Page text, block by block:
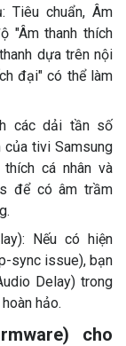
Tiêu chuẩn, Âm
"Âm thanh thích
dựa trên nội
đại" có thể làm
các dải tần số
tivi Samsung
cá nhân và
để có âm trầm
Nếu có hiện
sync issue), bạn
Delay) trong
hảo.
cho